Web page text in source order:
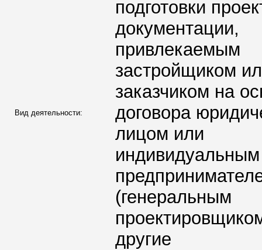
Вид деятельности:
подготовки
документации,
привлекаемым
застройщиком
заказчиком на
договора
лицом или
индивидуальным
(генеральным
другие